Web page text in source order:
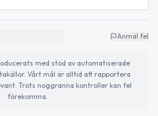
Anmäl fel
med stöd av automatiserade
Vårt mål är alltid att rapportera
Trots noggranna kontroller kan fel
förekomma.